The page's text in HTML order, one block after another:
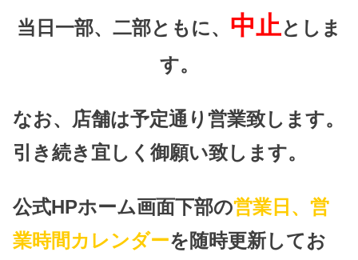
当日一部、二部ともに、 中止としま
す。
なお、店舗は予定通り営業致します。
引き続き宜しく御願い致します。
公式HPホーム画面下部の営業日、営
業時間カレンダーを随時更新してお